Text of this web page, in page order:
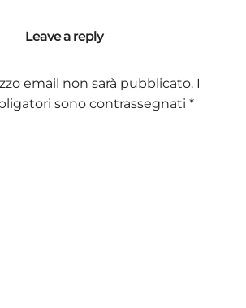
Leave a reply
email non sarà pubblicato. I
sono contrassegnati *